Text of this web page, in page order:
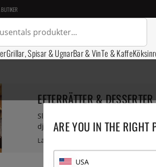
Grillar, Spisar & UgnarBar & VinTe & Kaffe
EFTERRÄTTER & DESSERTER
Slutet gott, allting gott - eller hur
djup och oåterkallelig matkoma.
fräscht eller smörigt och
ARE YOU IN THE RIGHT
USA